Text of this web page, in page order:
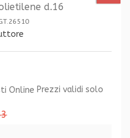
d.16
Prezzi validi solo